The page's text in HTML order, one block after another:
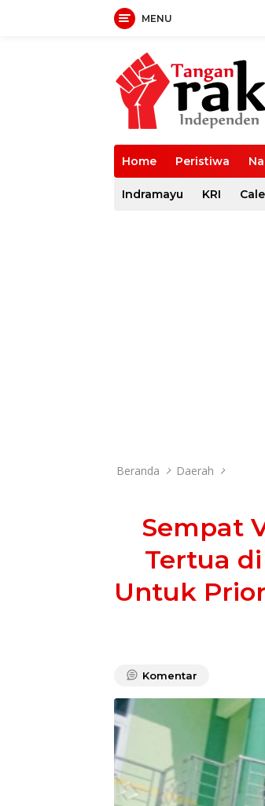
MENU
Home Peristiwa
Indramayu KRI
Beranda Daerah
Sempat
Tertua
Untuk
Komentar